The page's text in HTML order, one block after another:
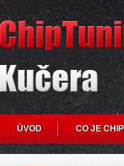
ÚVOD CO JE